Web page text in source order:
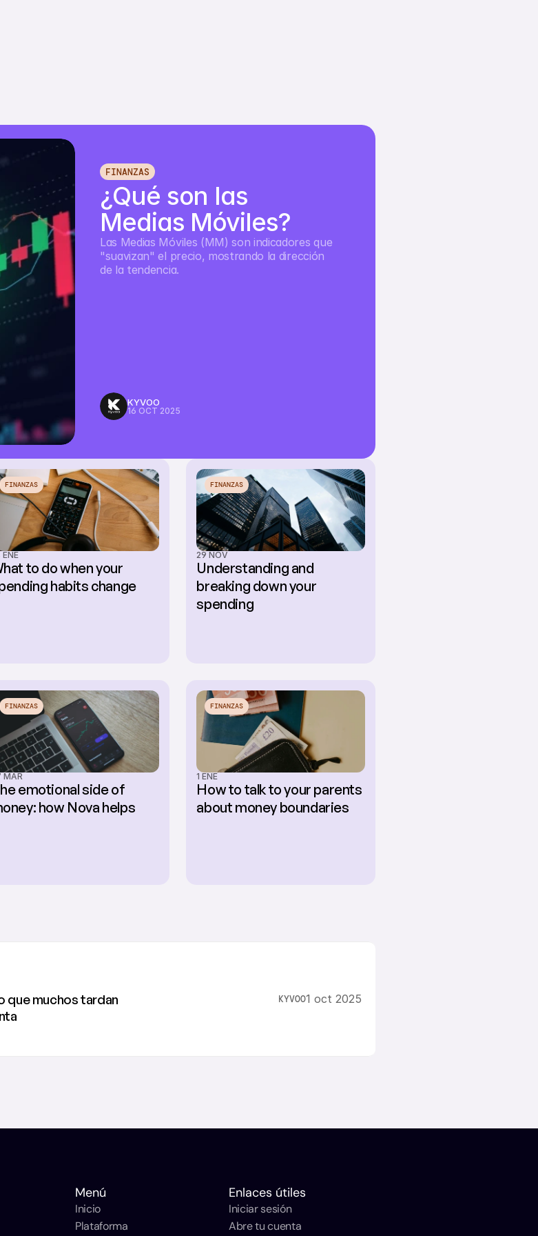
FINANZAS
¿Qué son las
Medias Móviles?
Las Medias Móviles (MM) son indicadores que
"suavizan" el precio, mostrando la dirección
de la tendencia.
KYVOO
16 OCT 2025
FINANZAS
ENE
to do when your
habits change
FINANZAS
29 NOV
Understanding and
breaking down your
spending
FINANZAS
MAR
emotional side of
how Nova helps
FINANZAS
1 ENE
How to talk to your parents
about money boundaries
que muchos tardan
KYVOO1 oct 2025
Menú
Inicio
Plataforma
Enlaces útiles
Iniciar sesión
Abre tu cuenta